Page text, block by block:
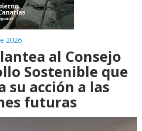
2026
al Consejo
Sostenible que
su acción a las
futuras